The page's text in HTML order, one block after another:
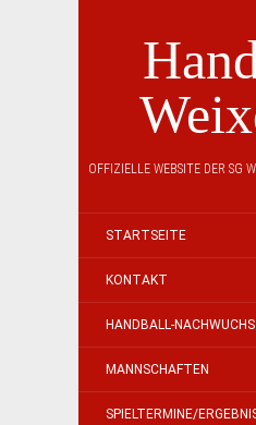
OFFIZIELLE WEBSITE DER SG
STARTSEITE
KONTAKT
HANDBALL-
MANNSCHAFTEN
SPIELTERMINE/